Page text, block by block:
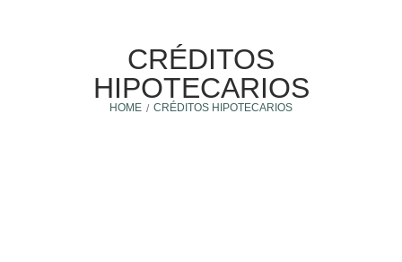
CRÉDITOS
HIPOTECARIOS
HOME / CRÉDITOS HIPOTECARIOS